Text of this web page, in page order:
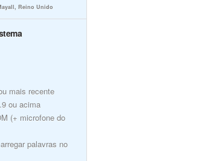
Reino Unido
mais recente
ou acima
(+ microfone do
palavras no